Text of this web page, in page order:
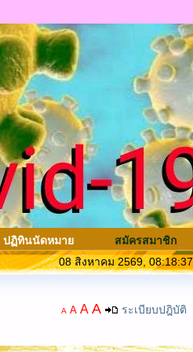
ปฏิทินนัดหมาย
สมัครสมาชิก
08 สิงหาคม 2569, 08:18:37
A A A A ระเบียบปฎิบัติ